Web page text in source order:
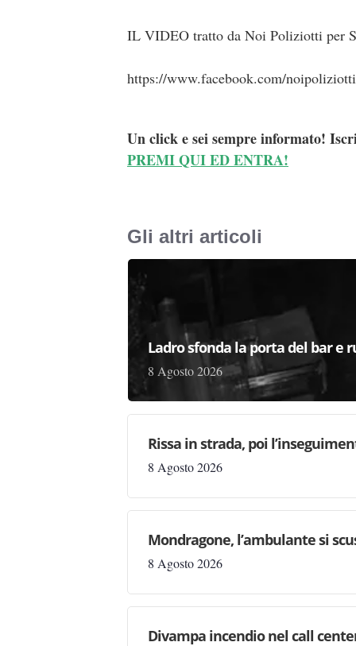
IL VIDEO tratto da Noi Poliziotti per
https://www.facebook.com/
Un click e sei sempre informato!
PREMI QUI ED ENTRA!
Gli altri articoli
Ladro sfonda la porta del bar e
8 Agosto 2026
Rissa in strada, poi
8 Agosto 2026
Mondragone, l’ambulante si
8 Agosto 2026
Divampa incendio nel call